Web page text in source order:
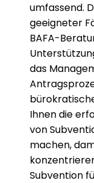
umfassend.
geeigneter
BAFA-
das
Ihnen die
von
machen,
Subvention